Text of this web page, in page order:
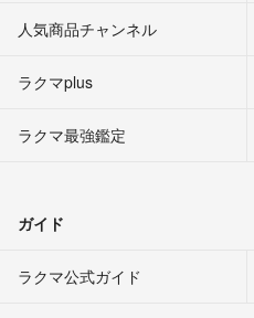
人気商品チャンネル
ラクマplus
ラクマ最強鑑定
ガイド
ラクマ公式ガイド